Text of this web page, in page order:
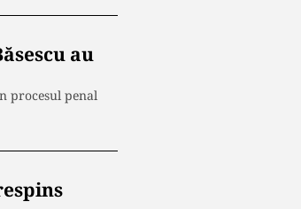
au
procesul penal